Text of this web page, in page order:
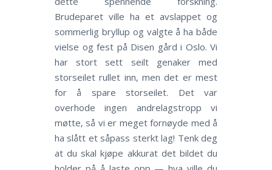
Brudeparet ville ha et avslappet og
sommerlig bryllup og valgte å ha både
vielse og fest på Disen gård i Oslo. Vi
har stort sett seilt genaker med
storseilet rullet inn, men det er mest
for å spare storseilet. Det var
overhode ingen andrelagstropp vi
møtte, så vi er meget fornøyde med å
ha slått et såpass sterkt lag! Tenk deg
at du skal kjøpe akkurat det bildet du